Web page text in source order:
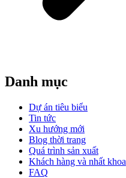
Danh mục
Dự án tiêu biểu
Tin tức
Xu hướng mới
Blog thời trang
Quá trình sản xuất
Khách hàng và nhất khoa
FAQ